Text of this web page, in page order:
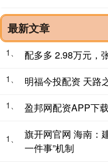
最新文章
1、 配多多 2.98万元，
1、 明福今投配资 天路
1、 盈邦网配资APP下
1、
旗开网官网 海南：
一件事”机制